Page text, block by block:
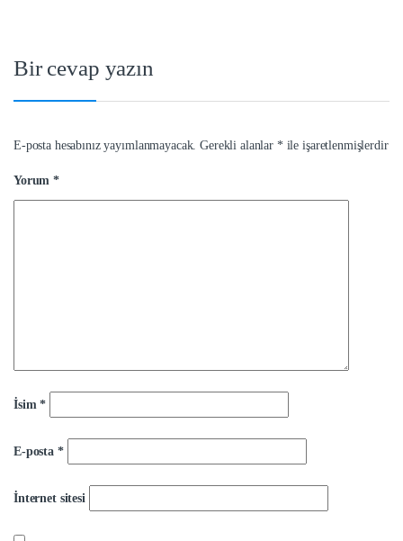
Bir cevap yazın
E-posta hesabınız yayımlanmayacak. Gerekli alanlar *ile işaretlenmişlerdir
Yorum*
İsim*
E-posta *
İnternet sitesi